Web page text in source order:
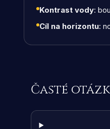
Kontrast vody:
Cíl na horizontu:
Časté